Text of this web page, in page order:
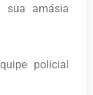
sua amásia
policial